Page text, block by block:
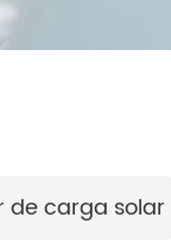
de carga solar